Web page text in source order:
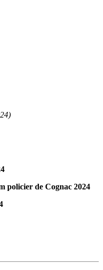
policier de Cognac 2024